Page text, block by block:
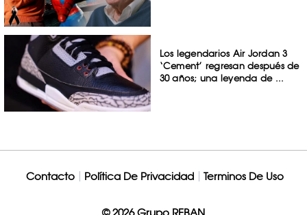
Los legendarios Air Jordan 3
‘Cement’ regresan después de
30 años; una leyenda de ...
Contacto Política De Privacidad Terminos De Uso
© 2026 Grupo REBAN